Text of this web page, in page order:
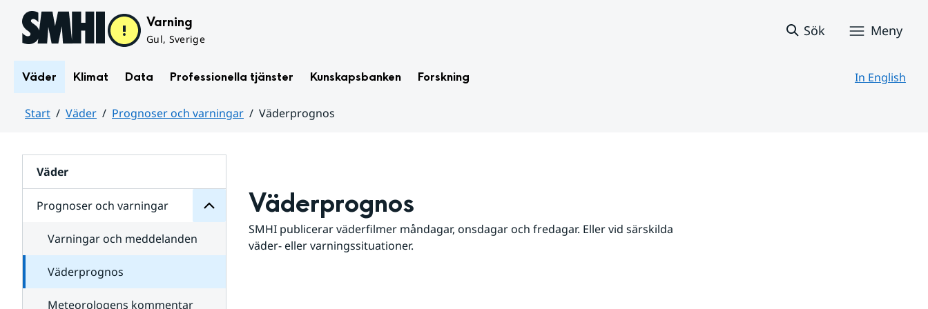
Hoppa till sidans innehåll Varning
Gul, Sverige
Sök Meny
Väder Klimat Data Professionella tjänster Kunskapsbanken Forskning In English
Start Väder Prognoser och varningar
Väderprognos
Väder
Prognoser och varningar
för
varningar
Varningar och meddelanden
Väderprognos
Meteorologens kommentar
Väderprognos
SMHI publicerar väderfilmer måndagar, onsdagar och fredagar. Eller vid särskilda
väder- eller varningssituationer.